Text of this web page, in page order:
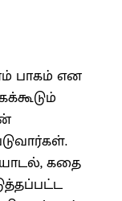
பாகம் என
கதை